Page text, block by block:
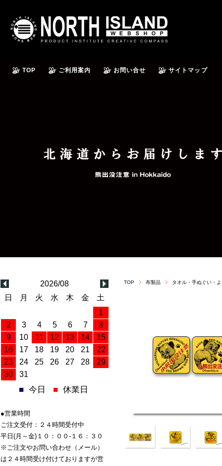
TOP ご利用案内 お問い合せ サイトマップ
TOP 布製品 タオル・手ぬぐい・
2026/08
日
月 火 水 木 金
土
1
2
3 4 5 6 7
8
9
10 11 12 13 14
15
16
17 18 19 20 21
22
23
24 25 26 27 28
29
30
31
■ 今日 ■ 休業日
●営業時間
ご注文受付：２４時間受付中
平日(月～金)１０：００-１６：３０
※ご注文やお問い合わせ（メール）
は２４時間受け付けておりますが営